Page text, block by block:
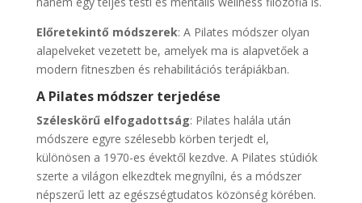
Előretekintő módszerek: A Pilates módszer olyan
alapelveket vezetett be, amelyek ma is alapvetőek a
modern fitneszben és rehabilitációs terápiákban.
A Pilates módszer terjedése
Széleskörű elfogadottság: Pilates halála után
módszere egyre szélesebb körben terjedt el,
különösen a 1970-es évektől kezdve. A Pilates stúdiók
szerte a világon elkezdtek megnyílni, és a módszer
népszerű lett az egészségtudatos közönség körében.